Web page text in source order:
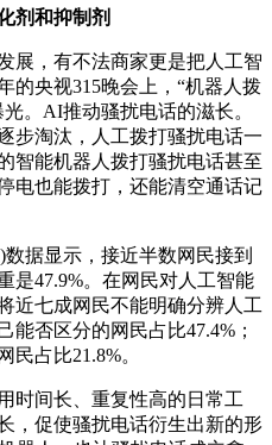
剂和抑制剂
，有不法商家更是把人工智
的央视315晚会上，“机器人拨
。AI推动骚扰电话的滋长。
步淘汰，人工拨打骚扰电话一
智能机器人拨打骚扰电话甚至
电也能拨打，还能清空通话记
据显示，接近半数网民接到
是47.9%。在网民对人工智能
近七成网民不能明确分辨人工
能否区分的网民占比47.4%；
占比21.8%。
间长、重复性高的日常工
，促使骚扰电话衍生出新的形